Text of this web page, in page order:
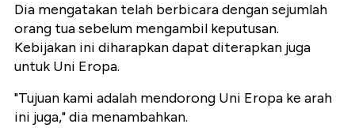
Dia mengatakan telah berbicara dengan sejumlah
orang tua sebelum mengambil keputusan.
Kebijakan ini diharapkan dapat diterapkan juga
untuk Uni Eropa.
"Tujuan kami adalah mendorong Uni Eropa ke arah
ini juga," dia menambahkan.